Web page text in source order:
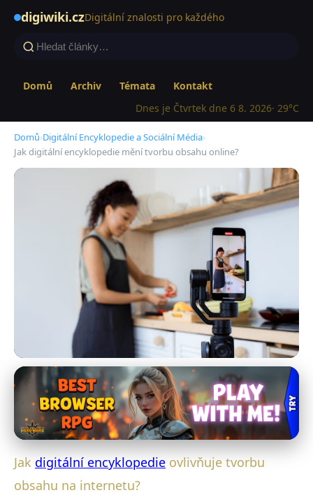
digiwiki.czDigitální znalosti pro každého
Domů Archiv Témata
Kontakt
Dnes je Čtvrtek dne 6 8. 2026· 29°C
Domů›Digitální Encyklopedie a Sociální Média›
Jak digitální encyklopedie mění tvorbu obsahu online?
Digitální Encyklopedie a Sociální Média
Jak digitální encyklopedie mění
tvorbu obsahu online?
13. 2. 2026· 4 min čtení · Autor: Jana Šrámková
Jak digitální encyklopedie ovlivňuje tvorbu
obsahu na internetu?